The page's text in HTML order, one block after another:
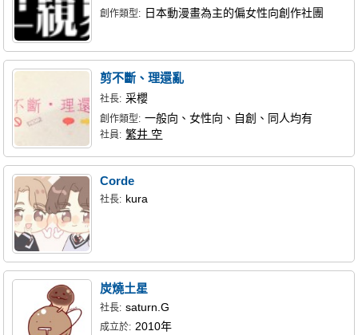
創作類型: 日本動漫畫為主的偏女性向創作社團
剪不斷、理還亂
社長: 采櫻
創作類型: 一般向、女性向、自創、同人均有
社員: 繁井 空
Corde
社長: kura
炭燒土星
社長: saturn.G
成立於: 2010年